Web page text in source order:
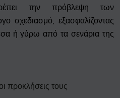
την πρόβλεψη των
σχεδιασμό, εξασφαλίζοντας
ή γύρω από τα σενάρια της
προκλήσεις τους